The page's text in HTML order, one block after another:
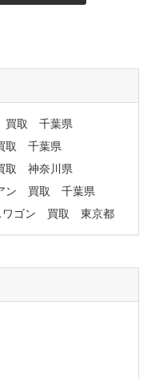
買取 千葉県
取 千葉県
取 神奈川県
ン 買取 千葉県
ワゴン 買取 東京都